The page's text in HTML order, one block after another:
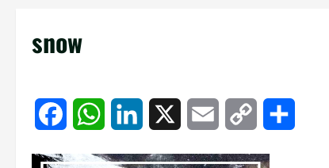
snow
FacebookWhatsAppLinkedIn Email
Copy